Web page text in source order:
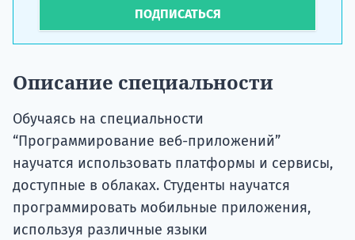
ПОДПИСАТЬСЯ
Описание специальности
Обучаясь на специальности
“Программирование веб-приложений”
научатся использовать платформы и сервисы,
доступные в облаках. Студенты научатся
программировать мобильные приложения,
используя различные языки